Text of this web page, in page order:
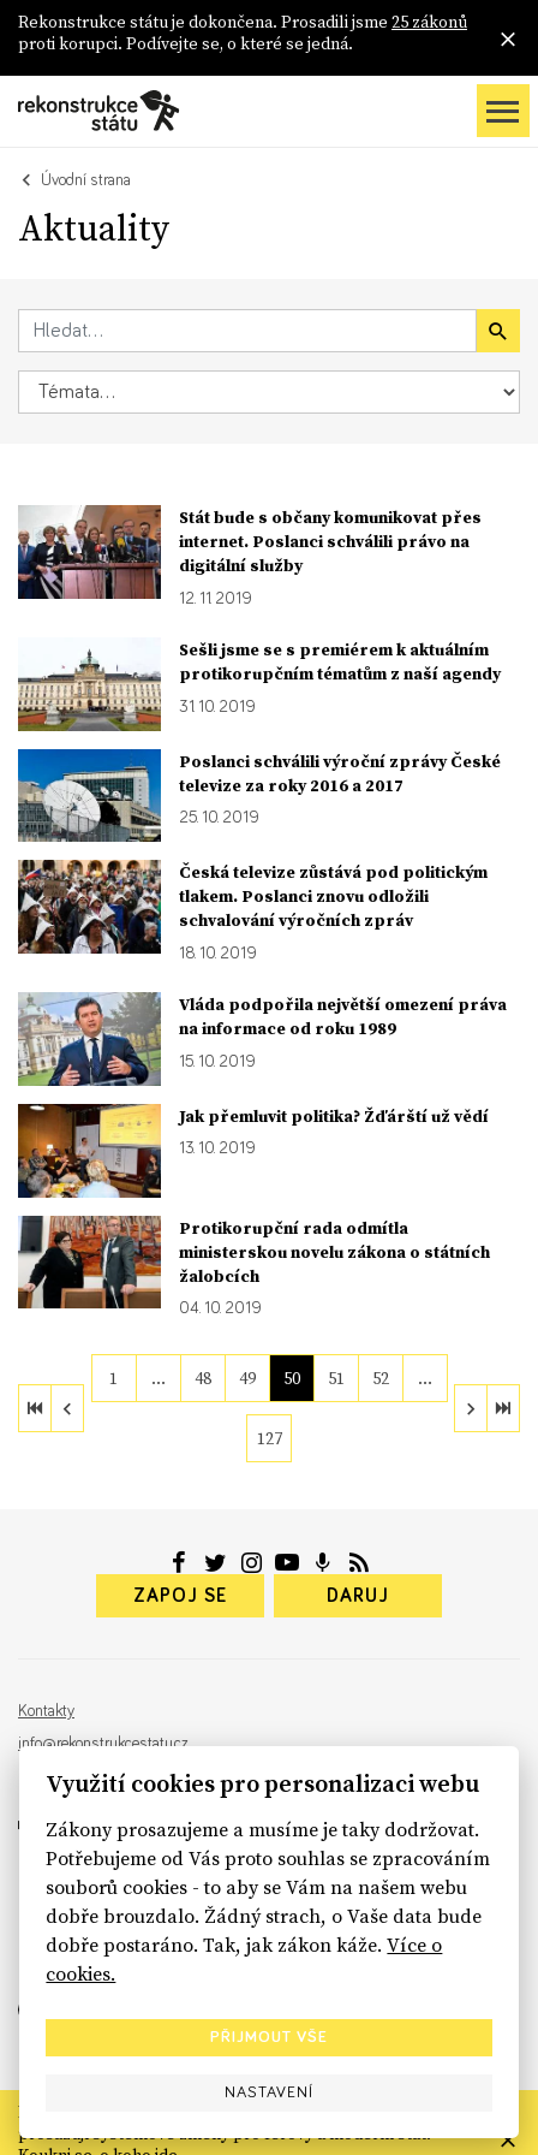
Rekonstrukce státu je dokončena. Prosadili jsme 25 zákonů
proti korupci. Podívejte se, o které se jedná.
Úvodní strana
Aktuality
Stát bude s občany komunikovat přes
internet. Poslanci schválili právo na
digitální služby
12. 11. 2019
Sešli jsme se s premiérem k aktuálním
protikorupčním tématům z naší agendy
31. 10. 2019
Poslanci schválili výroční zprávy České
televize za roky 2016 a 2017
25. 10. 2019
Česká televize zůstává pod politickým
tlakem. Poslanci znovu odložili
schvalování výročních zpráv
18. 10. 2019
Vláda podpořila největší omezení práva
na informace od roku 1989
15. 10. 2019
Jak přemluvit politika? Žďárští už vědí
13. 10. 2019
Protikorupční rada odmítla
ministerskou novelu zákona o státních
žalobcích
04. 10. 2019
1 … 48 49 50 51 52 …
127
ZAPOJ SE DARUJ
Kontakty
info@rekonstrukcestatu.cz
Návrh a vývoj: Sinfin , ilustrace:
sinfin.digital
Rekonstrukce státu končí. Její členské organizace však dál
prosazují systémové změny pro férový a moderní stát.
Využití cookies pro personalizaci webu
Zákony prosazujeme a musíme je taky dodržovat.
Potřebujeme od Vás proto souhlas se zpracováním
souborů cookies - to aby se Vám na našem webu
dobře brouzdalo. Žádný strach, o Vaše data bude
dobře postaráno. Tak, jak zákon káže.Více o
cookies.
PŘIJMOUT VŠE
NASTAVENÍ